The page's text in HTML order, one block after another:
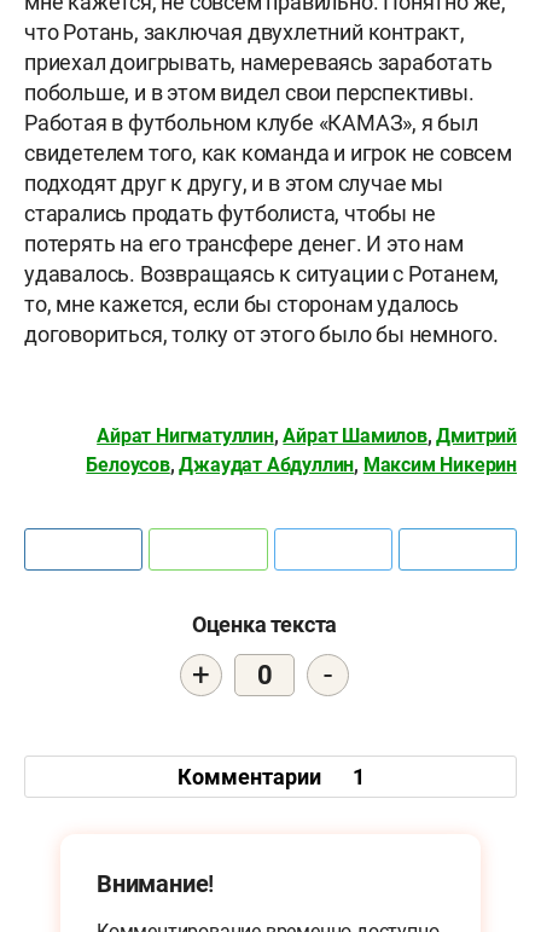
что Ротань, заключая двухлетний контракт,
приехал доигрывать, намереваясь заработать
побольше, и в этом видел свои перспективы.
Работая в футбольном клубе «КАМАЗ», я был
свидетелем того, как команда и игрок не совсем
подходят друг к другу, и в этом случае мы
старались продать футболиста, чтобы не
потерять на его трансфере денег. И это нам
удавалось. Возвращаясь к ситуации с Ротанем,
то, мне кажется, если бы сторонам удалось
договориться, толку от этого было бы немного.
Айрат Нигматуллин,Айрат Шамилов,Дмитрий
Белоусов,Джаудат Абдуллин, Максим Никерин
Оценка текста
+ 0 -
Комментарии 1
Внимание!